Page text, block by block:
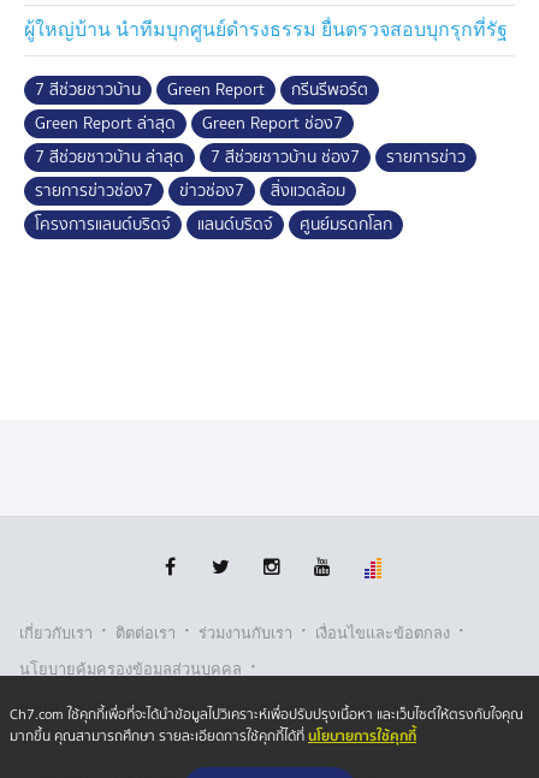
ผู้ใหญ่บ้าน นำทีมบุกศูนย์ดำรงธรรม ยื่นตรวจสอบบุกรุกที่รัฐ
7 สีช่วยชาวบ้าน Green Report
กรีนรีพอร์ต
Green Report ล่าสุด
Green Report ช่อง7
7 สีช่วยชาวบ้าน ล่าสุด
7 สีช่วยชาวบ้าน ช่อง7
รายการข่าว
รายการข่าวช่อง7
ข่าวช่อง7
สิ่งแวดล้อม
โครงการแลนด์บริดจ์
แลนด์บริดจ์ ศูนย์มรดกโลก
เกี่ยวกับเรา · ติตต่อเรา · ร่วมงานกับเรา · เงื่อนไขและข้อตกลง ·
นโยบายคุ้มครองข้อมูลส่วนบุคคล ·
นโยบายคุ้มครองข้อมูลส่วนบุคคล (ออนไลน์) · นโยบายคุกกี้ ·
รับเรื่องร้องเรียน
Ch7.com ใช้คุกกี้เพื่อที่จะได้นำข้อมูลไปวิเคราะห์เพื่อปรับปรุงเนื้อหา และเว็บไซต์ให้ตรงกับใจคุณ
มากขึ้น คุณสามารถศึกษา รายละเอียดการใช้คุกกี้ได้ที่นโยบายการใช้คุกกี้